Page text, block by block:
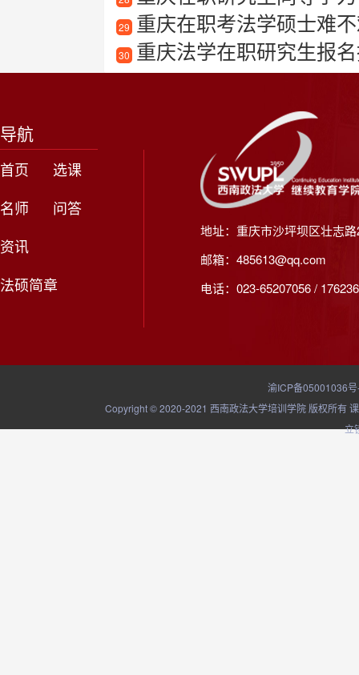
29 重庆在职考法学硕士难
30 重庆法学在职研究生报
导航
首页
选课
名师
问答
资讯
法硕简章
地址：重庆市沙坪坝区壮志
邮箱：485613@qq.com
电话：023-65207056 /
渝ICP备05001036
Copyright © 2020-2021 西南政法大学培训学院 版权所有
立